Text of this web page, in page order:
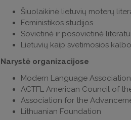
Šiuolaikinė lietuvių moterų
Feministikos studijos
Sovietinė ir posovietinė
Lietuvių kaip svetimosios
Narystė organizacijose
Modern Language Association
ACTFL American Council of
Association for the
Lithuanian Foundation